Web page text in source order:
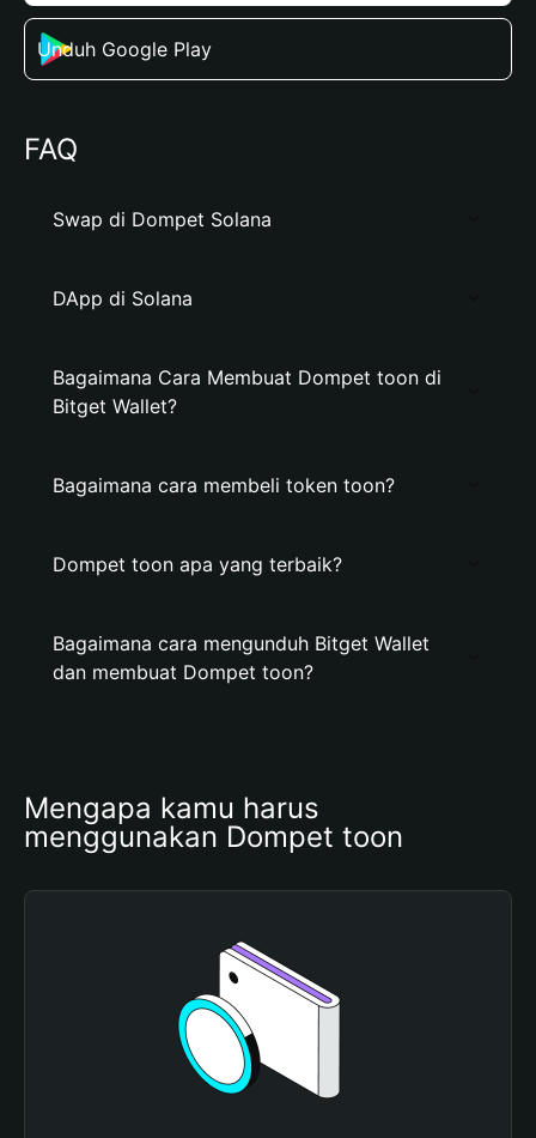
Unduh Google Play
FAQ
Swap di Dompet Solana
DApp di Solana
Bagaimana Cara Membuat Dompet toon di
Bitget Wallet?
Bagaimana cara membeli token toon?
Dompet toon apa yang terbaik?
Bagaimana cara mengunduh Bitget Wallet
dan membuat Dompet toon?
Mengapa kamu harus
menggunakan Dompet toon